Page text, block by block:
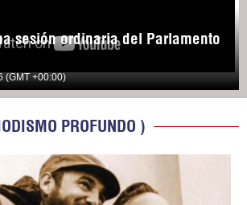
sesión ordinaria del Parlamento
(GMT +00:00)
PROFUNDO )